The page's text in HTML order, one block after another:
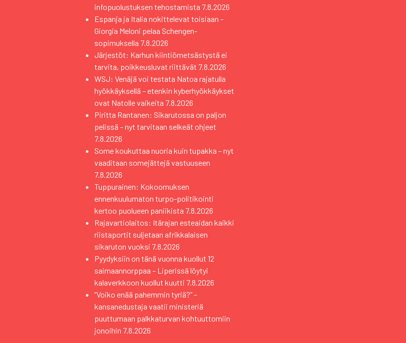
infopuolustuksen tehostamista 7.8.2026
Espanja ja Italia nokittelevat toisiaan –
Giorgia Meloni pelaa Schengen-
sopimuksella 7.8.2026
Järjestöt: Karhun kiintiömetsästystä ei
tarvita, poikkeusluvat riittävät 7.8.2026
WSJ: Venäjä voi testata Natoa rajatulla
hyökkäyksellä – etenkin kyberhyökkäykset
ovat Natolle vaikeita 7.8.2026
Piritta Rantanen: Sikarutossa on paljon
pelissä – nyt tarvitaan selkeät ohjeet
7.8.2026
Some koukuttaa nuoria kuin tupakka – nyt
vaaditaan somejättejä vastuuseen
7.8.2026
Tuppurainen: Kokoomuksen
ennenkuulumaton turpo-politikointi
kertoo puolueen paniikista 7.8.2026
Rajavartiolaitos: Itärajan esteaidan kaikki
riistaportit suljetaan afrikkalaisen
sikaruton vuoksi 7.8.2026
Pyydyksiin on tänä vuonna kuollut 12
saimaannorppaa – Liperissä löytyi
kalaverkkoon kuollut kuutti 7.8.2026
”Voiko enää pahemmin tyriä?” –
kansanedustaja vaatii ministeriä
puuttumaan palkkaturvan kohtuuttomiin
jonoihin 7.8.2026